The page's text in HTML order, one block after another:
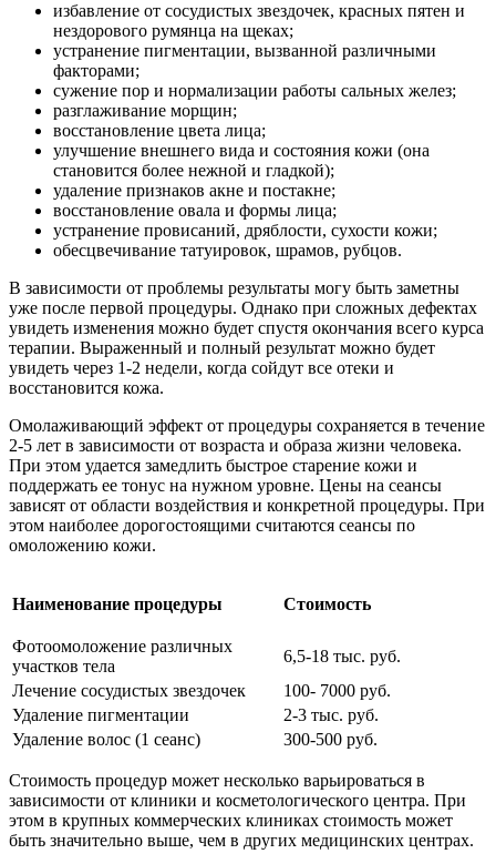
избавление от сосудистых звездочек, красных пятен и
нездорового румянца на щеках;
устранение пигментации, вызванной различными
факторами;
сужение пор и нормализации работы сальных желез;
разглаживание морщин;
восстановление цвета лица;
улучшение внешнего вида и состояния кожи (она
становится более нежной и гладкой);
удаление признаков акне и постакне;
восстановление овала и формы лица;
устранение провисаний, дряблости, сухости кожи;
обесцвечивание татуировок, шрамов, рубцов.
В зависимости от проблемы результаты могу быть заметны
уже после первой процедуры. Однако при сложных дефектах
увидеть изменения можно будет спустя окончания всего курса
терапии. Выраженный и полный результат можно будет
увидеть через 1-2 недели, когда сойдут все отеки и
восстановится кожа.
Омолаживающий эффект от процедуры сохраняется в течение
2-5 лет в зависимости от возраста и образа жизни человека.
При этом удается замедлить быстрое старение кожи и
поддержать ее тонус на нужном уровне. Цены на сеансы
зависят от области воздействия и конкретной процедуры. При
этом наиболее дорогостоящими считаются сеансы по
омоложению кожи.
Наименование процедуры Стоимость
Фотоомоложение различных
участков тела
6,5-18 тыс. руб.
Лечение сосудистых звездочек
100- 7000 руб.
Удаление пигментации
2-3 тыс. руб.
Удаление волос (1 сеанс)
300-500 руб.
Стоимость процедур может несколько варьироваться в
зависимости от клиники и косметологического центра. При
этом в крупных коммерческих клиниках стоимость может
быть значительно выше, чем в других медицинских центрах.